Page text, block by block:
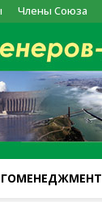
Члены Союза